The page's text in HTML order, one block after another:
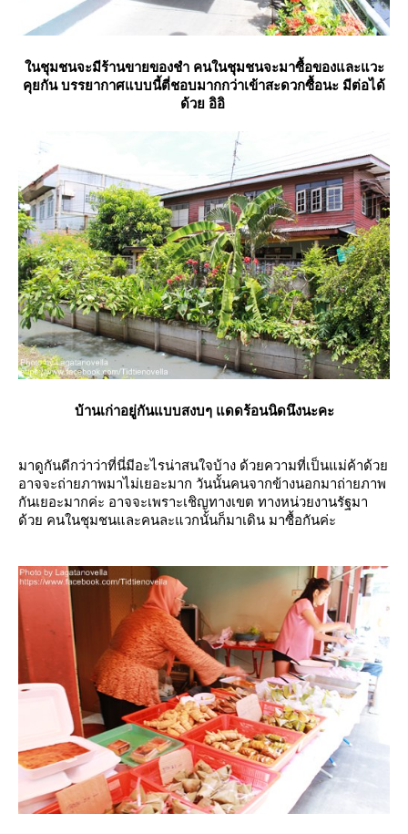
นชุมชนจะมีร้านขายของชำ คนในชุมชนจะมาซื้อของและแวะ
คุยกัน บรรยากาศแบบนี้ตี่ชอบมากกว่าเข้าสะดวกซื้อนะ มีต่อได้
ด้วย อิอิ
บ้านเก่าอยู่กันแบบสงบๆ แดดร้อนนิดนึงนะคะ
มาดูกันดีกว่าว่าที่นี่มีอะไรน่าสนใจบ้าง ด้วยความที่เป็นแม่ค้าด้ว
อาจจะถ่ายภาพมาไม่เยอะมาก วันนั้นคนจากข้างนอกมาถ่ายภาพ
กันเยอะมากค่ะ อาจจะเพราะเชิญทางเขต ทางหน่วยงานรัฐมา
ด้วย คนในชุมชนและคนละแวกนั้นก็มาเดิน มาซื้อกันค่ะ